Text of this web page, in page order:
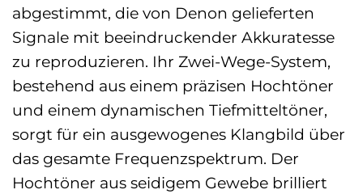
abgestimmt, die von Denon gelieferten
Signale mit beeindruckender Akkuratesse
zu reproduzieren. Ihr Zwei-Wege-System,
bestehend aus einem präzisen Hochtöner
und einem dynamischen Tiefmitteltöner,
sorgt für ein ausgewogenes Klangbild über
das gesamte Frequenzspektrum. Der
Hochtöner aus seidigem Gewebe brilliert